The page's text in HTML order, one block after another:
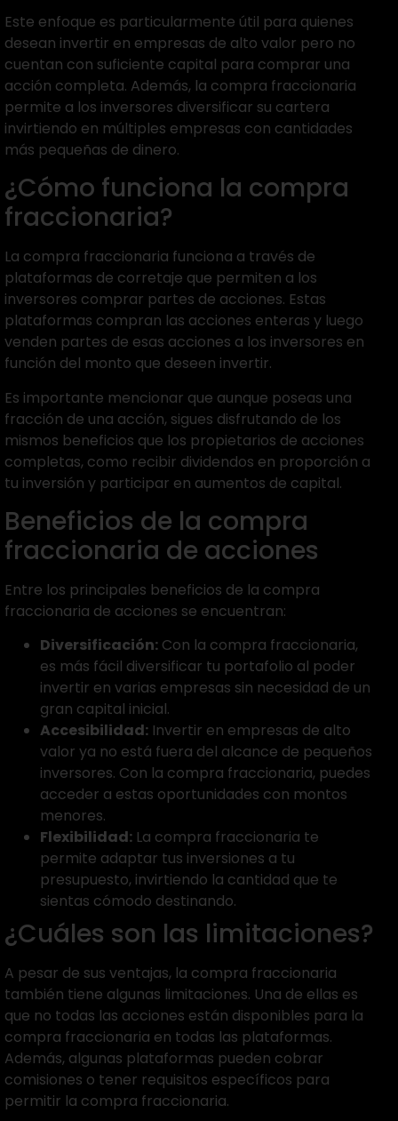
Este enfoque es particularmente útil para quienes
desean invertir en empresas de alto valor pero no
cuentan con suficiente capital para comprar una
acción completa. Además, la compra fraccionaria
permite a los inversores diversificar su cartera
invirtiendo en múltiples empresas con cantidades
más pequeñas de dinero.
¿Cómo funciona la compra
fraccionaria?
La compra fraccionaria funciona a través de
plataformas de corretaje que permiten a los
inversores comprar partes de acciones. Estas
plataformas compran las acciones enteras y luego
venden partes de esas acciones a los inversores en
función del monto que deseen invertir.
Es importante mencionar que aunque poseas una
fracción de una acción, sigues disfrutando de los
mismos beneficios que los propietarios de acciones
completas, como recibir dividendos en proporción a
tu inversión y participar en aumentos de capital.
Beneficios de la compra
fraccionaria de acciones
Entre los principales beneficios de la compra
fraccionaria de acciones se encuentran:
Diversificación: Con la compra fraccionaria,
es más fácil diversificar tu portafolio al poder
invertir en varias empresas sin necesidad de un
gran capital inicial.
Accesibilidad: Invertir en empresas de alto
valor ya no está fuera del alcance de pequeños
inversores. Con la compra fraccionaria, puedes
acceder a estas oportunidades con montos
menores.
Flexibilidad: La compra fraccionaria te
permite adaptar tus inversiones a tu
presupuesto, invirtiendo la cantidad que te
sientas cómodo destinando.
¿Cuáles son las limitaciones?
A pesar de sus ventajas, la compra fraccionaria
también tiene algunas limitaciones. Una de ellas es
que no todas las acciones están disponibles para la
compra fraccionaria en todas las plataformas.
Además, algunas plataformas pueden cobrar
comisiones o tener requisitos específicos para
permitir la compra fraccionaria.